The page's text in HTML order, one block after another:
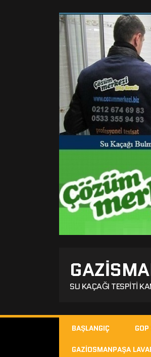
SU KAÇAĞI TESPITI
BAŞLANGIÇ
GAZIOSMANPAŞA